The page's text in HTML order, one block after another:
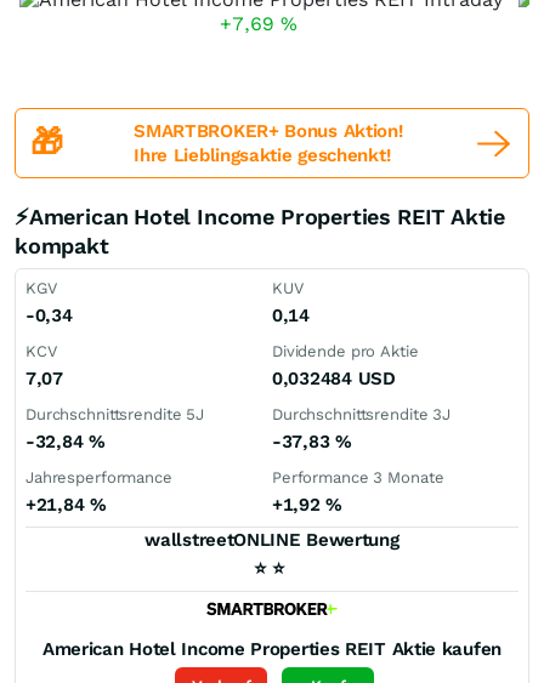
+7,69 %
🎁
SMARTBROKER+ Bonus Aktion!
Ihre Lieblingsaktie geschenkt!
⚡American Hotel Income Properties REIT Aktie
kompakt
KGV
-0,34
KUV
0,14
KCV
7,07
Dividende pro Aktie
0,032484 USD
Durchschnittsrendite 5J
-32,84 %
Durchschnittsrendite 3J
-37,83 %
Jahresperformance
+21,84 %
Performance 3 Monate
+1,92%
wallstreetONLINE Bewertung
⭐ ⭐
American Hotel Income Properties REIT Aktie kaufen